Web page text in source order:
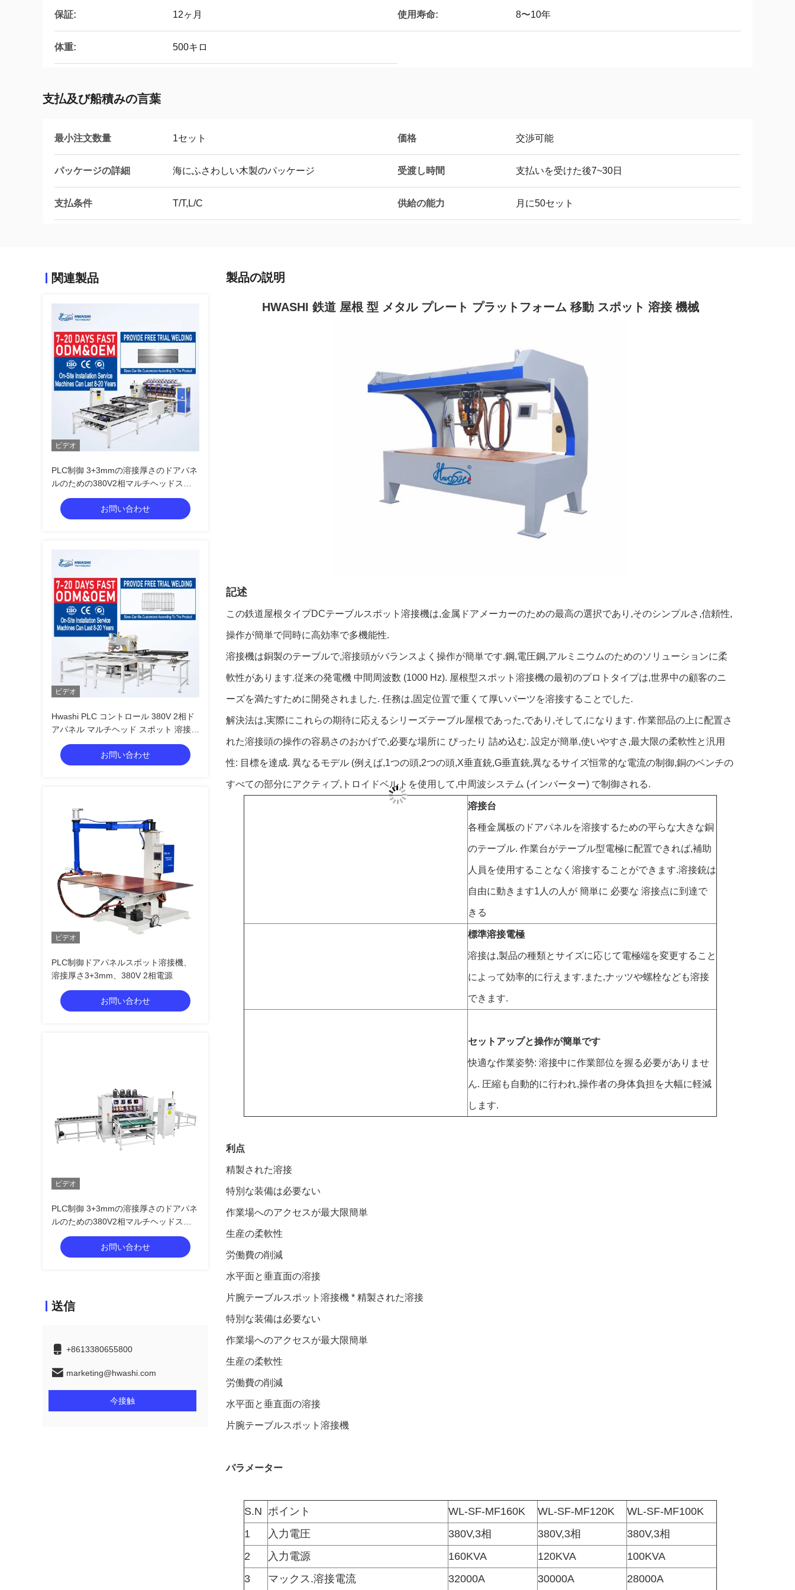
保証: 12ヶ月 使用寿命: 8〜10年
体重: 500キロ
支払及び船積みの言葉
最小注文数量 1セット 価格 交渉可能
パッケージの詳細 海にふさわしい木製のパッケージ 受渡し時間 支払いを受けた後7~30日
支払条件 T/T,L/C 供給の能力 月に50セット
関連製品
ビデオ
PLC制御 3+3mmの溶接厚さのドアパネ
ルのための380V2相マルチヘッドスポ
ット溶接機
お問い合わせ
ビデオ
Hwashi PLC コントロール 380V 2相ド
アパネル マルチヘッド スポット 溶接機
3+3mm 溶接厚さ
お問い合わせ
ビデオ
PLC制御ドアパネルスポット溶接機、
溶接厚さ3+3mm、380V 2相電源
お問い合わせ
ビデオ
PLC制御 3+3mmの溶接厚さのドアパネ
ルのための380V2相マルチヘッドスポ
ット溶接機
お問い合わせ
送信
+8613380655800
marketing@hwashi.com
今接触
製品の説明
HWASHI 鉄道 屋根 型 メタル プレート プラットフォーム 移動 スポット 溶接 機械
記述
この鉄道屋根タイプDCテーブルスポット溶接機は,金属ドアメーカーのための最高の選択であり,そのシンプルさ,信頼性,
操作が簡単で同時に高効率で多機能性.
溶接機は銅製のテーブルで,溶接頭がバランスよく操作が簡単です.鋼,電圧鋼,アルミニウムのためのソリューションに柔
軟性があります.従来の発電機 中間周波数 (1000 Hz). 屋根型スポット溶接機の最初のプロトタイプは,世界中の顧客のニ
ーズを満たすために開発されました. 任務は,固定位置で重くて厚いパーツを溶接することでした.
解決法は,実際にこれらの期待に応えるシリーズテーブル屋根であった,であり,そして,になります. 作業部品の上に配置さ
れた溶接頭の操作の容易さのおかげで,必要な場所に ぴったり 詰め込む. 設定が簡単,使いやすさ,最大限の柔軟性と汎用
性: 目標を達成. 異なるモデル (例えば,1つの頭,2つの頭,X垂直銃,G垂直銃,異なるサイズ恒常的な電流の制御,銅のベンチの
すべての部分にアクティブ,トロイドベルトを使用して,中周波システム (インバーター) で制御される.
溶接台
各種金属板のドアパネルを溶接するための平らな大きな銅
のテーブル. 作業台がテーブル型電極に配置できれば,補助
人員を使用することなく溶接することができます.溶接銃は
自由に動きます1人の人が 簡単に 必要な 溶接点に到達で
きる
標準溶接電極
溶接は,製品の種類とサイズに応じて電極端を変更すること
によって効率的に行えます.また,ナッツや螺栓なども溶接
できます.
セットアップと操作が簡単です
快適な作業姿勢: 溶接中に作業部位を握る必要がありませ
ん. 圧縮も自動的に行われ,操作者の身体負担を大幅に軽減
します.
利点
精製された溶接
特別な装備は必要ない
作業場へのアクセスが最大限簡単
生産の柔軟性
労働費の削減
水平面と垂直面の溶接
片腕テーブルスポット溶接機 * 精製された溶接
特別な装備は必要ない
作業場へのアクセスが最大限簡単
生産の柔軟性
労働費の削減
水平面と垂直面の溶接
片腕テーブルスポット溶接機
パラメーター
S.N ポイント WL-SF-MF160K WL-SF-MF120K
WL-SF-MF100K
1
入力電圧 380V,3相 380V,3相
380V,3相
2
入力電源 160KVA 120KVA
100KVA
3
マックス.溶接電流 32000A 30000A 28000A